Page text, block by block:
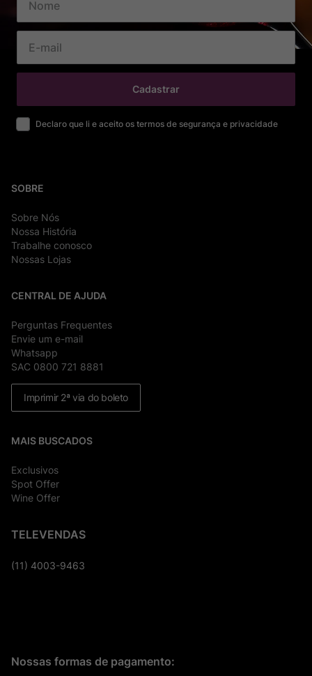
Cadastrar
Declaro que li e aceito os termos de segurança e privacidade
SOBRE
Sobre Nós
Nossa História
Trabalhe conosco
Nossas Lojas
CENTRAL DE AJUDA
Perguntas Frequentes
Envie um e-mail
Whatsapp
SAC 0800 721 8881
Imprimir 2ª via do boleto
MAIS BUSCADOS
Exclusivos
Spot Offer
Wine Offer
TELEVENDAS
(11) 4003-9463
Nossas formas de pagamento: